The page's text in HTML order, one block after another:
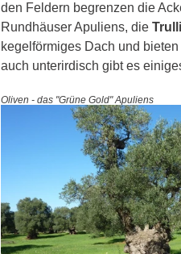
den Feldern begrenzen die
Rundhäuser Apuliens, die Trulli
kegelförmiges Dach und
auch unterirdisch gibt es
Oliven - das "Grüne Gold" Apuliens